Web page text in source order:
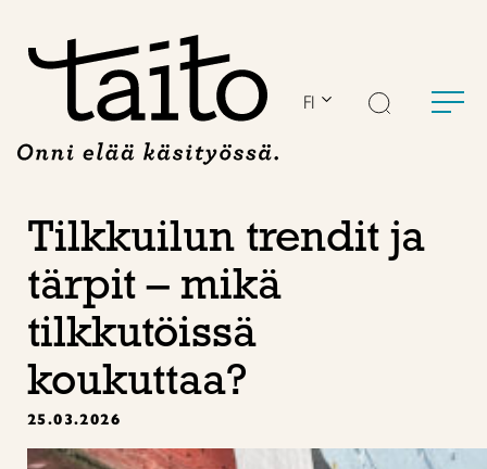
FI
Tilkkuilun trendit ja
tärpit – mikä
tilkkutöissä
koukuttaa?
25.03.2026